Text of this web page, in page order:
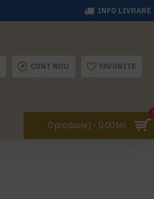
INFO LIVRARE
CONT NOU FAVORITE
0 produs(e) - 0,00 lei